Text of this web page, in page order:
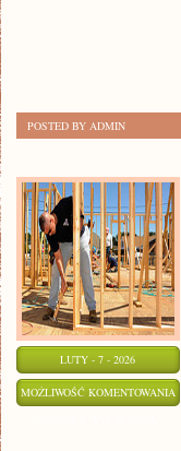
POSTED BY ADMIN
LUTY - 7 - 2026
MOŻLIWOŚĆ KOMENTOWANIA